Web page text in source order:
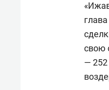
свою
— 252